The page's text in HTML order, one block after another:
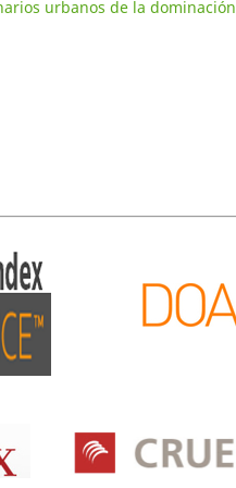
urbanos de la